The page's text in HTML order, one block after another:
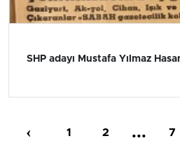
SHP adayı Mustafa Yılmaz
‹ 1 2 ... 7